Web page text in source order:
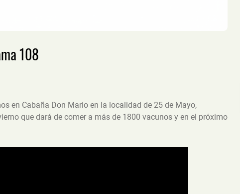
108
en Cabaña Don Mario en la localidad de 25 de Mayo,
que dará de comer a más de 1800 vacunos y en el próximo